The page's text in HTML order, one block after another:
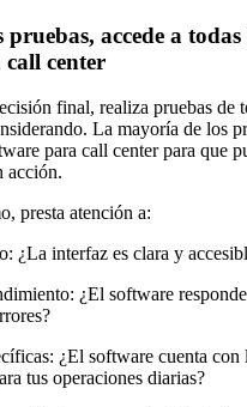
accede a todas
center
final, realiza pruebas de
La mayoría de los
para call center para que
acción.
presta atención a:
¿La interfaz es clara y
¿El software
¿El software cuenta con
tus operaciones diarias?